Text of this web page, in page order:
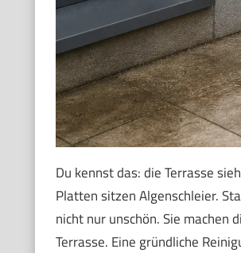
Du kennst das: die Terrasse
Platten sitzen Algenschleier.
nicht nur unschön. Sie machen
Terrasse. Eine gründliche